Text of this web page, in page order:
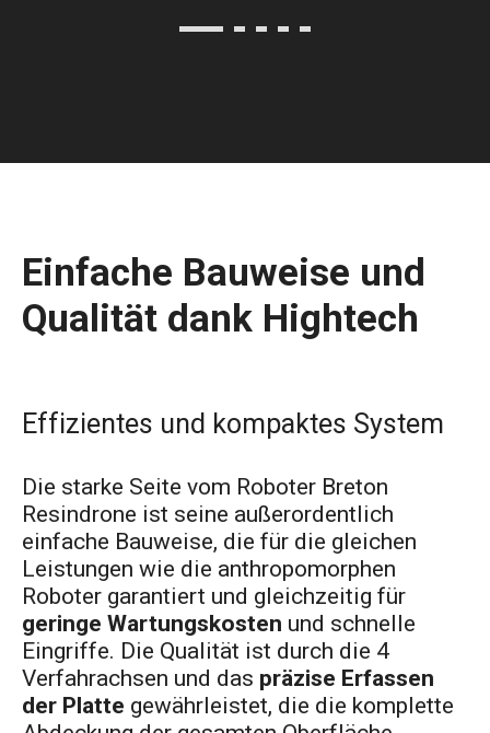
Einfache Bauweise und
Qualität dank Hightech
Effizientes und kompaktes System
Die starke Seite vom Roboter Breton
Resindrone ist seine außerordentlich
einfache Bauweise, die für die gleichen
Leistungen wie die anthropomorphen
Roboter garantiert und gleichzeitig für
geringe Wartungskosten und schnelle
Eingriffe. Die Qualität ist durch die 4
Verfahrachsen und das präzise Erfassen
der Platte gewährleistet, die die komplette